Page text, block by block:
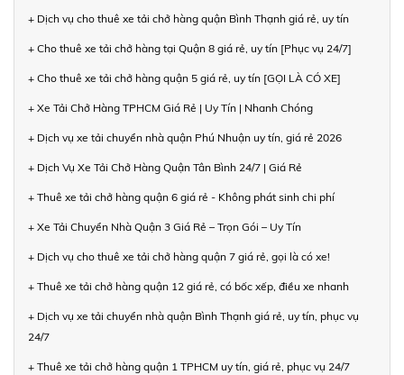
+ Dịch vụ cho thuê xe tải chở hàng quận Bình Thạnh giá rẻ, uy tín
+ Cho thuê xe tải chở hàng tại Quận 8 giá rẻ, uy tín [Phục vụ 24/7]
+ Cho thuê xe tải chở hàng quận 5 giá rẻ, uy tín [GỌI LÀ CÓ XE]
+ Xe Tải Chở Hàng TPHCM Giá Rẻ | Uy Tín | Nhanh Chóng
+ Dịch vụ xe tải chuyển nhà quận Phú Nhuận uy tín, giá rẻ 2026
+ Dịch Vụ Xe Tải Chở Hàng Quận Tân Bình 24/7 | Giá Rẻ
+ Thuê xe tải chở hàng quận 6 giá rẻ - Không phát sinh chi phí
+ Xe Tải Chuyển Nhà Quận 3 Giá Rẻ – Trọn Gói – Uy Tín
+ Dịch vụ cho thuê xe tải chở hàng quận 7 giá rẻ, gọi là có xe!
+ Thuê xe tải chở hàng quận 12 giá rẻ, có bốc xếp, điều xe nhanh
+ Dịch vụ xe tải chuyển nhà quận Bình Thạnh giá rẻ, uy tín, phục vụ
24/7
+ Thuê xe tải chở hàng quận 1 TPHCM uy tín, giá rẻ, phục vụ 24/7